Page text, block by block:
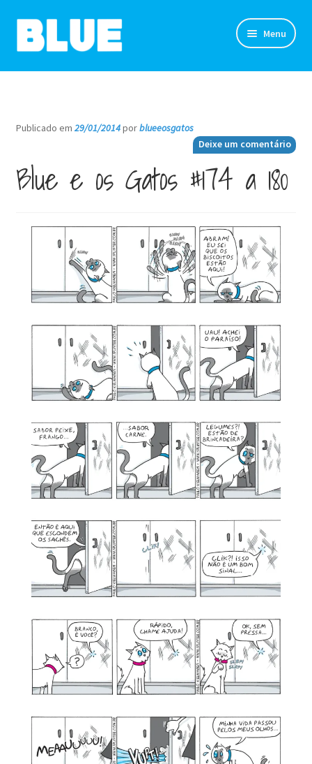
Pular
para
Pular
para
Menu
TIRINHAS
SOBRE
CONTATO
MINHA CONTA
CARRINHO
Search
for:
Publicado em 29/01/2014porblueeosgatos
Deixe um comentário
Blue e os Gatos #174 a 180